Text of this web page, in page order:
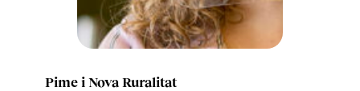
Pime i Nova Ruralitat